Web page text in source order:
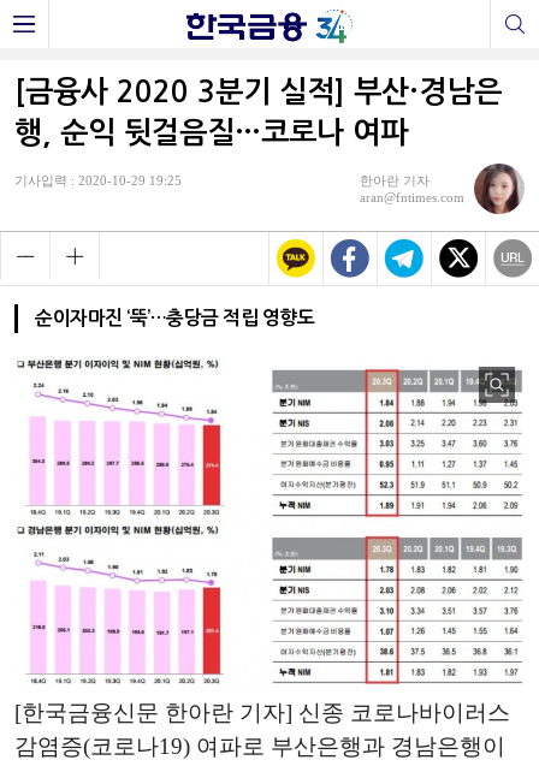
[금융사 2020 3분기 실적] 부산·경남은
행, 순익 뒷걸음질…코로나 여파
기사입력 : 2020-10-29 19:25
한아란 기자
aran@fntimes.com
순이자마진 ‘뚝’…충당금 적립 영향도
[한국금융신문 한아란 기자] 신종 코로나바이러스
감염증(코로나19) 여파로 부산은행과 경남은행이